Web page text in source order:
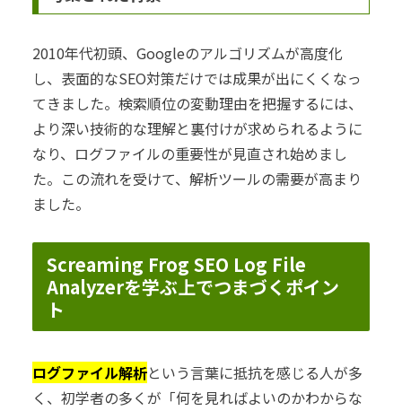
2010年代初頭、Googleのアルゴリズムが高度化
し、表面的なSEO対策だけでは成果が出にくくなっ
てきました。検索順位の変動理由を把握するには、
より深い技術的な理解と裏付けが求められるように
なり、ログファイルの重要性が見直され始めまし
た。この流れを受けて、解析ツールの需要が高まり
ました。
Screaming Frog SEO Log File
Analyzerを学ぶ上でつまづくポイン
ト
ログファイル解析という言葉に抵抗を感じる人が多
く、初学者の多くが「何を見ればよいのかわからな